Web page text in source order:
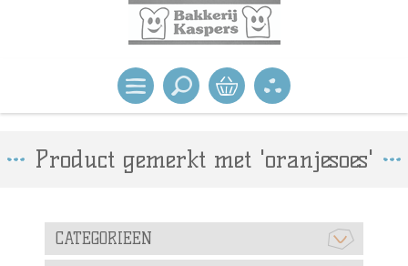
Product gemerkt met 'oranjesoes'
CATEGORIEEN